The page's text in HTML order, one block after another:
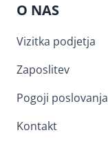
O NAS
Vizitka podjetja
Zaposlitev
Pogoji poslovanja
Kontakt